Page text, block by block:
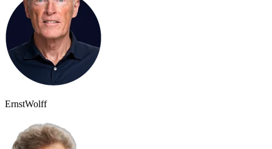
ErnstWolff